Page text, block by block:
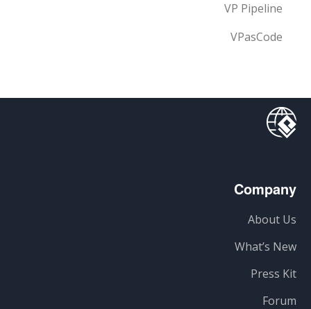
VP Pipeline
VPasCode
Company
About Us
What’s New
Press Kit
Forum